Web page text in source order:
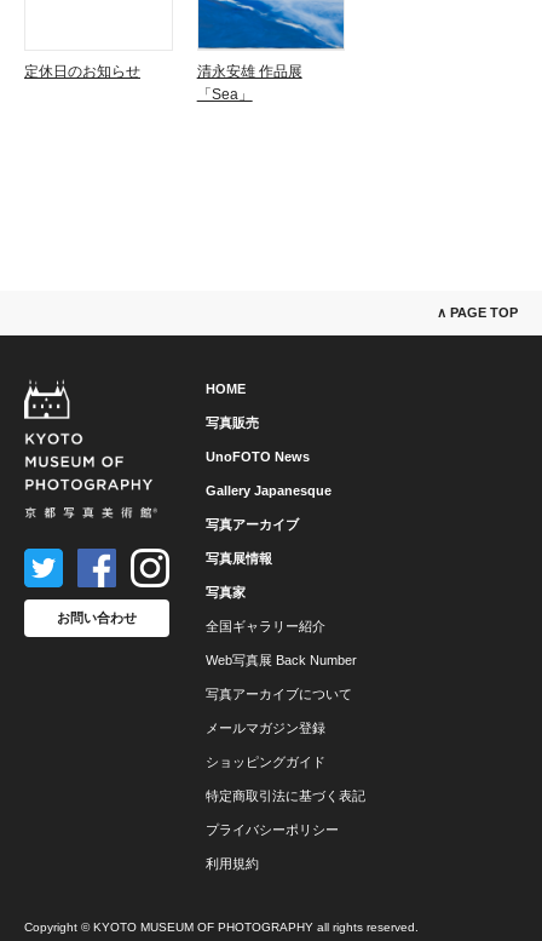
定休日のお知らせ
清永安雄 作品展
「Sea」
∧ PAGE TOP
HOME
写真販売
UnoFOTO News
Gallery Japanesque
写真アーカイブ
写真展情報
写真家
全国ギャラリー紹介
Web写真展 Back Number
写真アーカイブについて
メールマガジン登録
ショッピングガイド
特定商取引法に基づく表記
プライバシーポリシー
利用規約
お問い合わせ
Copyright © KYOTO MUSEUM OF PHOTOGRAPHY all rights reserved.